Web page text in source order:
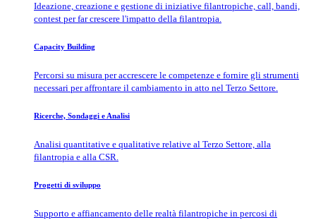
Ideazione, creazione e gestione di iniziative filantropiche, call, bandi,
contest per far crescere l'impatto della filantropia.
Capacity Building
Percorsi su misura per accrescere le competenze e fornire gli strumenti
necessari per affrontare il cambiamento in atto nel Terzo Settore.
Ricerche, Sondaggi e Analisi
Analisi quantitative e qualitative relative al Terzo Settore, alla
filantropia e alla CSR.
Progetti di sviluppo
Supporto e affiancamento delle realtà filantropiche in percosi di